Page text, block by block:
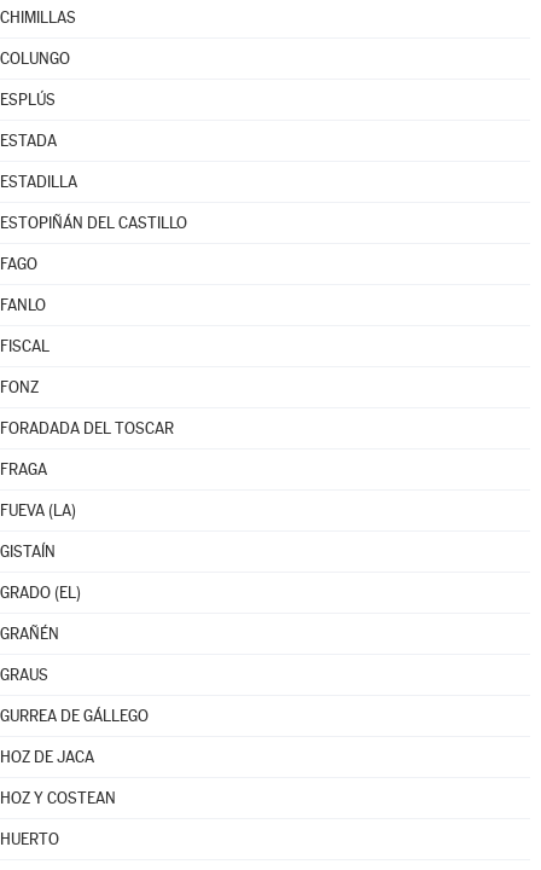
CHIMILLAS
COLUNGO
ESPLÚS
ESTADA
ESTADILLA
ESTOPIÑÁN DEL CASTILLO
FAGO
FANLO
FISCAL
FONZ
FORADADA DEL TOSCAR
FRAGA
FUEVA (LA)
GISTAÍN
GRADO (EL)
GRAÑÉN
GRAUS
GURREA DE GÁLLEGO
HOZ DE JACA
HOZ Y COSTEAN
HUERTO